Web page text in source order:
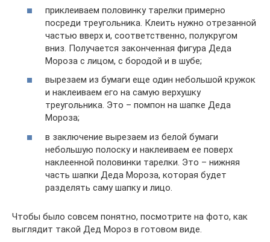
приклеиваем половинку тарелки примерно
посреди треугольника. Клеить нужно отрезанной
частью вверх и, соответственно, полукругом
вниз. Получается законченная фигура Деда
Мороза с лицом, с бородой и в шубе;
вырезаем из бумаги еще один небольшой кружок
и наклеиваем его на самую верхушку
треугольника. Это – помпон на шапке Деда
Мороза;
в заключение вырезаем из белой бумаги
небольшую полоску и наклеиваем ее поверх
наклеенной половинки тарелки. Это – нижняя
часть шапки Деда Мороза, которая будет
разделять саму шапку и лицо.
Чтобы было совсем понятно, посмотрите на фото, как
выглядит такой Дед Мороз в готовом виде.